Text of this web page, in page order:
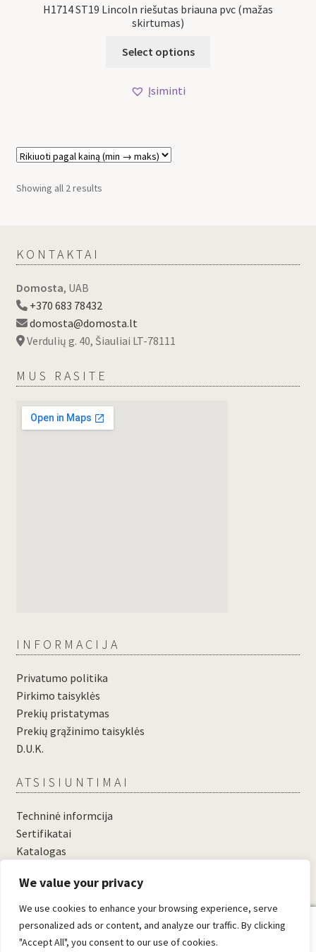
We value your privacy
We use cookies to enhance your browsing experience, serve
personalized ads or content, and analyze our traffic. By clicking
"Accept All", you consent to our use of cookies.
H1714 ST19 Lincoln riešutas briauna pvc (mažas
skirtumas)
Select options
Įsiminti
Showing all 2 results
KONTAKTAI
Domosta, UAB
+370 683 78432
domosta@domosta.lt
Verdulių g. 40, Šiauliai LT-78111
MUS RASITE
INFORMACIJA
Privatumo politika
Pirkimo taisyklės
Prekių pristatymas
Prekių grąžinimo taisyklės
D.U.K.
ATSISIUNTIMAI
Techninė informcija
Sertifikatai
Katalogas
....
© Domosta.lt 2026
0